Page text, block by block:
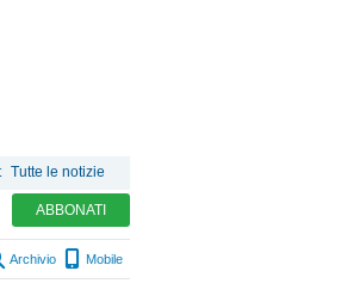
Tutte le notizie
ABBONATI
Archivio Mobile